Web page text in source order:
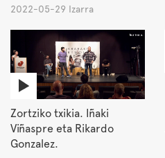
2022-05-29 Izarra
Zortziko txikia. Iñaki
Viñaspre eta Rikardo
Gonzalez.